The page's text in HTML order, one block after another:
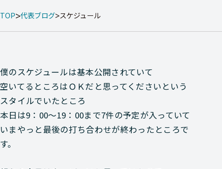
TOP 代表ブログ スケジュール
僕のスケジュールは基本公開されていて
空いてるところはＯＫだと思ってくださいという
スタイルでいたところ
本日は9：00～19：00まで7件の予定が入っていて
いまやっと最後の打ち合わせが終わったところで
す。